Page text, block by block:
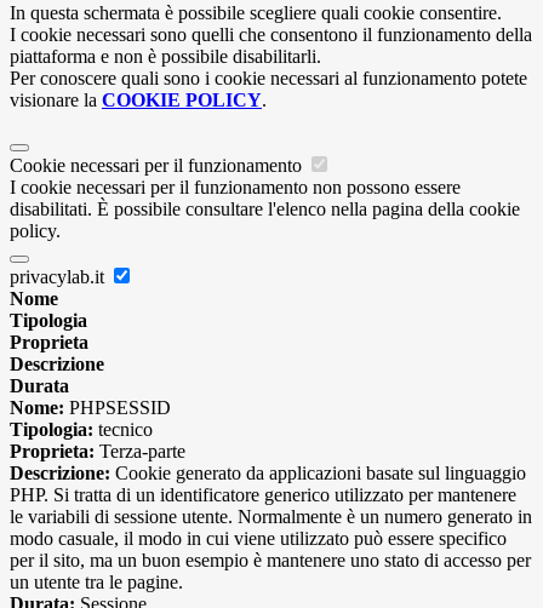
In questa schermata è possibile scegliere quali cookie consentire.
I cookie necessari sono quelli che consentono il funzionamento della
piattaforma e non è possibile disabilitarli.
Per conoscere quali sono i cookie necessari al funzionamento potete
visionare la COOKIE POLICY.
Cookie necessari per il funzionamento
I cookie necessari per il funzionamento non possono essere
disabilitati. È possibile consultare l'elenco nella pagina della cookie
policy.
privacylab.it
Nome
Tipologia
Proprieta
Descrizione
Durata
Nome: PHPSESSID
Tipologia: tecnico
Proprieta: Terza-parte
Descrizione: Cookie generato da applicazioni basate sul linguaggio
PHP. Si tratta di un identificatore generico utilizzato per mantenere
le variabili di sessione utente. Normalmente è un numero generato in
modo casuale, il modo in cui viene utilizzato può essere specifico
per il sito, ma un buon esempio è mantenere uno stato di accesso per
un utente tra le pagine.
Durata: Sessione